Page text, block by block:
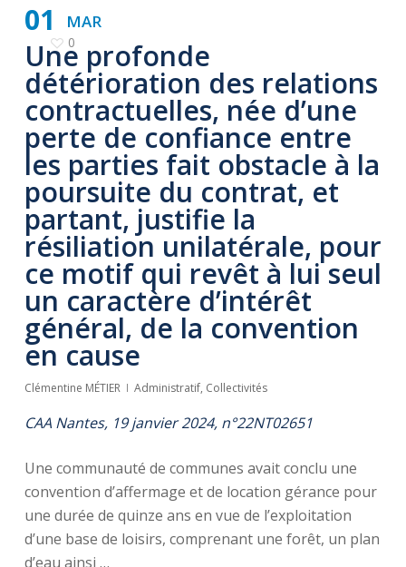
MAR
01
0
Une profonde
détérioration des relations
contractuelles, née d’une
perte de confiance entre
les parties fait obstacle à la
poursuite du contrat, et
partant, justifie la
résiliation unilatérale, pour
ce motif qui revêt à lui seul
un caractère d’intérêt
général, de la convention
en cause
Clémentine MÉTIER Administratif, Collectivités
CAA Nantes, 19 janvier 2024, n°22NT02651
Une communauté de communes avait conclu une
convention d’affermage et de location gérance pour
une durée de quinze ans en vue de l’exploitation
d’une base de loisirs, comprenant une forêt, un plan
d’eau ainsi …